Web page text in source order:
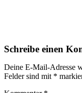
Schreibe einen
Deine E-Mail-Adresse
Felder sind mit *